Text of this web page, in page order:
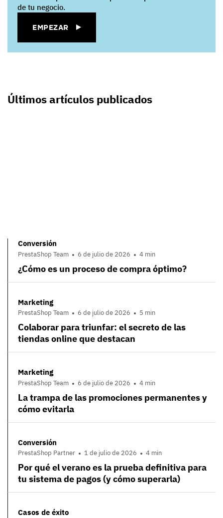
de tu negocio.
EMPEZAR
Últimos artículos publicados
Conversión
PrestaShop Team 6 de julio de 2026 4 min
¿Cómo es un proceso de compra óptimo?
Marketing
PrestaShop Team 6 de julio de 2026 5 min
Colaborar para triunfar: el secreto de las
tiendas online que destacan
Marketing
PrestaShop Team 6 de julio de 2026 4 min
La trampa de las promociones permanentes y
cómo evitarla
Conversión
PrestaShop Partner 1 de julio de 2026 4 min
Por qué el verano es la prueba definitiva para
tu sistema de pagos (y cómo superarla)
Casos de éxito